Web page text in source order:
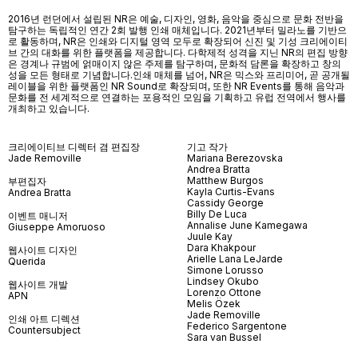
2016년 런던에서 설립된 NR은 예술, 디자인, 영화, 음악을 중심으로 문화 전반을
탐구하는 독립적인 연간 2회 발행 인쇄 매체입니다. 2021년부터 밀라노를 기반으
로 활동하며, NR은 인쇄와 디지털 영역 모두로 확장되어 신진 및 기성 크리에이티
브 간의 대화를 위한 플랫폼을 제공합니다. 다학제적 성격을 지닌 NR의 편집 방향
은 경계나 규범에 얽매이지 않은 주제를 탐구하며, 문화적 담론을 확장하고 창의
성을 모든 형태로 기념합니다.인쇄 매체를 넘어, NR은 믹스와 프리미어, 곧 공개될
레이블을 위한 플랫폼인 NR Sound 로 확장되며, 또한 NR Events를 통해 음악과
문화를 전 세계적으로 연결하는 포용적인 모임을 기획하고 유럽 전역에서 행사를
개최하고 있습니다.
크리에이티브 디렉터 겸 편집장
Jade Removille
부편집자
Andrea Bratta
이벤트 매니저
Giuseppe Amoruoso
웹사이트 디자인
Querida
웹사이트 개발
APN
인쇄 아트 디렉션
Countersubject
기고 작가
Mariana Berezovska
Andrea Bratta
Matthew Burgos
Kayla Curtis-Evans
Cassidy George
Billy De Luca
Annalise June Kamegawa
Juule Kay
Dara Khakpour
Arielle Lana LeJarde
Simone Lorusso
Lindsey Okubo
Lorenzo Ottone
Melis Özek
Jade Removille
Federico Sargentone
Sara van Bussel